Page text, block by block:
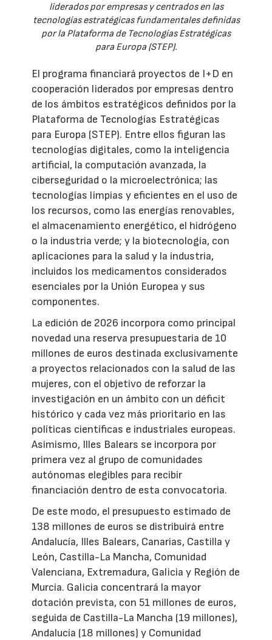
liderados por empresas y centrados en las
tecnologías estratégicas fundamentales definidas
por la Plataforma de Tecnologías Estratégicas
para Europa (STEP).
El programa financiará proyectos de I+D en
cooperación liderados por empresas dentro
de los ámbitos estratégicos definidos por la
Plataforma de Tecnologías Estratégicas
para Europa (STEP). Entre ellos figuran las
tecnologías digitales, como la inteligencia
artificial, la computación avanzada, la
ciberseguridad o la microelectrónica; las
tecnologías limpias y eficientes en el uso de
los recursos, como las energías renovables,
el almacenamiento energético, el hidrógeno
o la industria verde; y la biotecnología, con
aplicaciones para la salud y la industria,
incluidos los medicamentos considerados
esenciales por la Unión Europea y sus
componentes.
La edición de 2026 incorpora como principal
novedad una reserva presupuestaria de 10
millones de euros destinada exclusivamente
a proyectos relacionados con la salud de las
mujeres, con el objetivo de reforzar la
investigación en un ámbito con un déficit
histórico y cada vez más prioritario en las
políticas científicas e industriales europeas.
Asimismo, Illes Balears se incorpora por
primera vez al grupo de comunidades
autónomas elegibles para recibir
financiación dentro de esta convocatoria.
De este modo, el presupuesto estimado de
138 millones de euros se distribuirá entre
Andalucía, Illes Balears, Canarias, Castilla y
León, Castilla-La Mancha, Comunidad
Valenciana, Extremadura, Galicia y Región de
Murcia. Galicia concentrará la mayor
dotación prevista, con 51 millones de euros,
seguida de Castilla-La Mancha (19 millones),
Andalucía (18 millones) y Comunidad